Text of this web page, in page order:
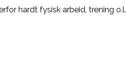
hardt fysisk arbeid, trening o.l.